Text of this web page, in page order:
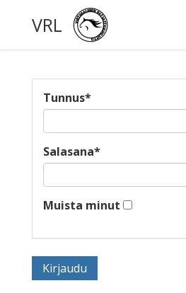
VRL
Tunnus*
Salasana*
Muista minut